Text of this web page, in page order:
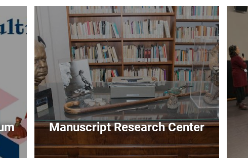
Image
Manuscript Research Center
Image